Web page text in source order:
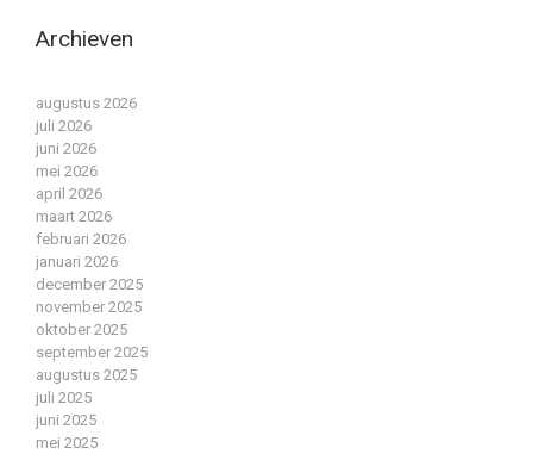
Archieven
augustus 2026
juli 2026
juni 2026
mei 2026
april 2026
maart 2026
februari 2026
januari 2026
december 2025
november 2025
oktober 2025
september 2025
augustus 2025
juli 2025
juni 2025
mei 2025